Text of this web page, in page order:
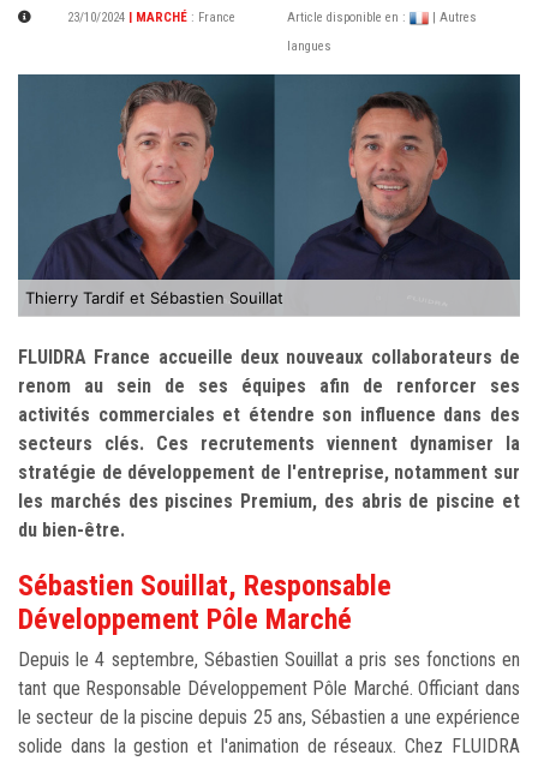
23/10/2024 | MARCHÉ : France Article disponible en :
| Autres
langues
Thierry Tardif et Sébastien Souillat
FLUIDRA France accueille deux nouveaux collaborateurs de
renom au sein de ses équipes afin de renforcer ses
activités commerciales et étendre son influence dans des
secteurs clés. Ces recrutements viennent dynamiser la
stratégie de développement de l'entreprise, notamment sur
les marchés des piscines Premium, des abris de piscine et
du bien-être.
Sébastien Souillat, Responsable
Développement Pôle Marché
Depuis le 4 septembre, Sébastien Souillat a pris ses fonctions en
tant que Responsable Développement Pôle Marché. Officiant dans
le secteur de la piscine depuis 25 ans, Sébastien a une expérience
solide dans la gestion et l'animation de réseaux. Chez FLUIDRA